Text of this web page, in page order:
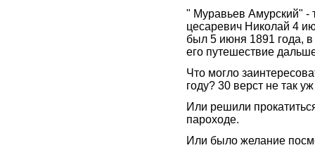
" Муравьев Амурский" -
цесаревич Николай 4
был 5 июня 1891 года,
его путешествие
Что могло
году? 30 верст не так
Или решили
пароходе.
Или было желание